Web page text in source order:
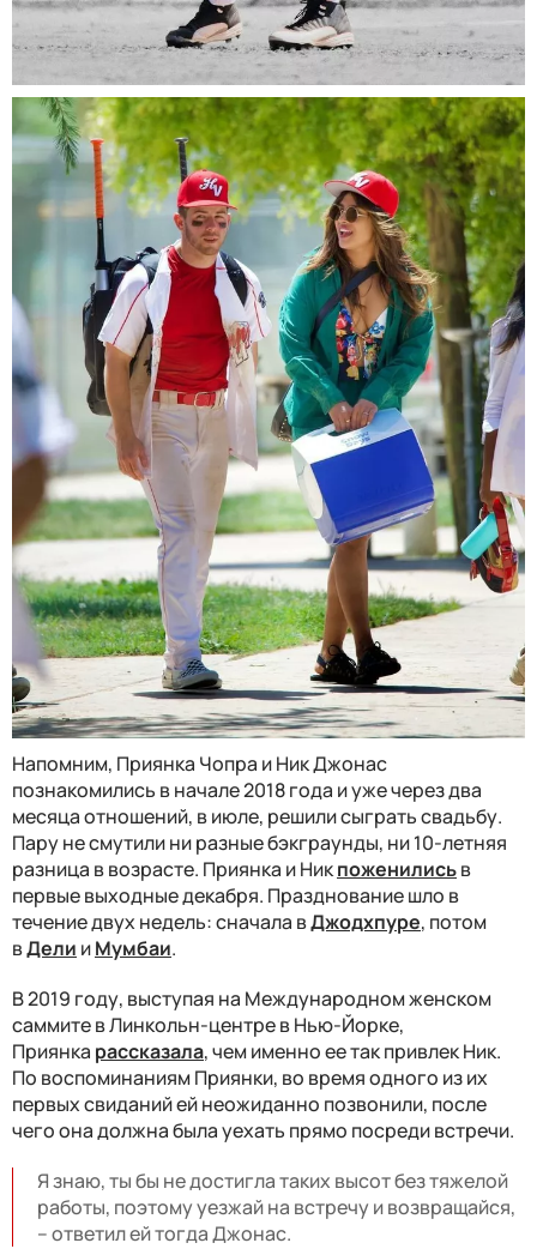
Напомним, Приянка Чопра и Ник Джонас
познакомились в начале 2018 года и уже через два
месяца отношений, в июле, решили сыграть свадьбу.
Пару не смутили ни разные бэкграунды, ни 10-летняя
разница в возрасте. Приянка и Никпоженилисьв
первые выходные декабря. Празднование шло в
течение двух недель: сначала вДжодхпуре, потом
вДели иМумбаи.
В 2019 году, выступая на Международном женском
саммите в Линкольн-центре в Нью-Йорке,
Приянка рассказала, чем именно ее так привлек Ник.
По воспоминаниям Приянки, во время одного из их
первых свиданий ей неожиданно позвонили, после
чего она должна была уехать прямо посреди встречи.
Я знаю, ты бы не достигла таких высот без тяжелой
работы, поэтому уезжай на встречу и возвращайся,
– ответил ей тогда Джонас.